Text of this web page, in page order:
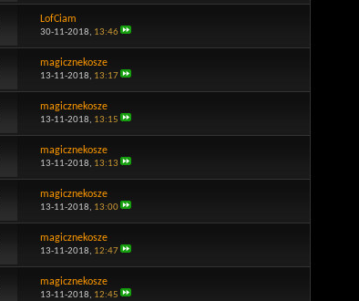
LofCiam
30-11-2018, 13:46
magicznekosze
13-11-2018, 13:17
magicznekosze
13-11-2018, 13:15
magicznekosze
13-11-2018, 13:13
magicznekosze
13-11-2018, 13:00
magicznekosze
13-11-2018, 12:47
magicznekosze
13-11-2018, 12:45